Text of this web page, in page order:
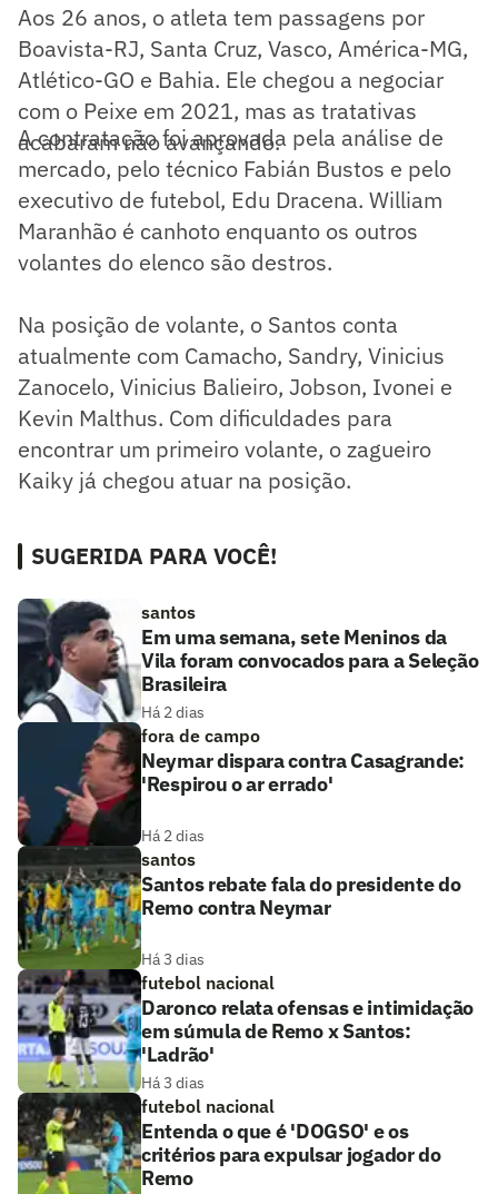
Aos 26 anos, o atleta tem passagens por
Boavista-RJ, Santa Cruz, Vasco, América-MG,
Atlético-GO e Bahia. Ele chegou a negociar
com o Peixe em 2021, mas as tratativas
acabaram não avançando.
A contratação foi aprovada pela análise de
mercado, pelo técnico Fabián Bustos e pelo
executivo de futebol, Edu Dracena. William
Maranhão é canhoto enquanto os outros
volantes do elenco são destros.
Na posição de volante, o Santos conta
atualmente com Camacho, Sandry, Vinicius
Zanocelo, Vinicius Balieiro, Jobson, Ivonei e
Kevin Malthus. Com dificuldades para
encontrar um primeiro volante, o zagueiro
Kaiky já chegou atuar na posição.
SUGERIDA PARA VOCÊ!
santos
Em uma semana, sete Meninos da
Vila foram convocados para a Seleção
Brasileira
Há 2 dias
fora de campo
Neymar dispara contra Casagrande:
'Respirou o ar errado'
Há 2 dias
santos
Santos rebate fala do presidente do
Remo contra Neymar
Há 3 dias
futebol nacional
Daronco relata ofensas e intimidação
em súmula de Remo x Santos:
'Ladrão'
Há 3 dias
futebol nacional
Entenda o que é 'DOGSO' e os
critérios para expulsar jogador do
Remo